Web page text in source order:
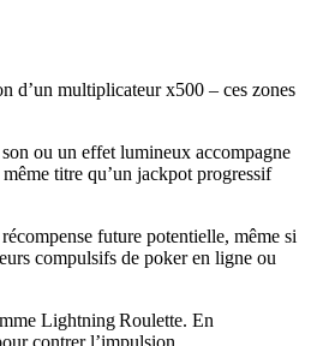
d’un multiplicateur x500 – ces zones
ou un effet lumineux accompagne
titre qu’un jackpot progressif
future potentielle, même si
compulsifs de poker en ligne ou
Lightning Roulette. En